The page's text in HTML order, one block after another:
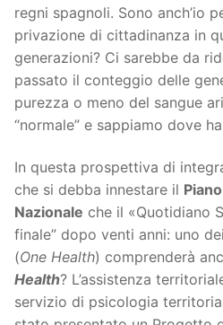
regni spagnoli. Sono anch’io
privazione di cittadinanza in
generazioni? Ci sarebbe da
passato il conteggio delle
purezza o meno del sangue
“normale” e sappiamo dove
In questa prospettiva di
che si debba innestare il
Nazionale che il «Quotidiano
finale” dopo venti anni: uno
(One Health) comprenderà
Health? L’assistenza
servizio di psicologia